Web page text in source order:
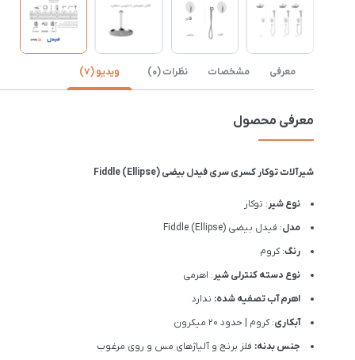
معرفی مشخصات نظرات (0) ویدیو (7)
معرفی محصول
شیرآلات توکار کسری سری فیدل بیضی Fiddle (Ellipse)
نوع شیر: توکار
مدل: فیدل بیضی Fiddle (Ellipse)
رنگ: کروم
نوع دسته کنترلی شیر: اهرمی
اهرم آب تصفیه شده: ندارد
آبکاری: کروم | حدود 20 میکرون
جنس بدنه: فلز برنج و آلیاژهای مس و روی مرغوب